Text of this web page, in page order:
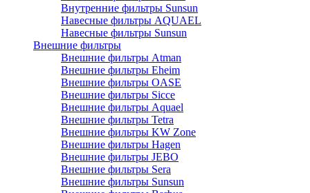
Внутренние фильтры Sunsun
Навесные фильтры AQUAEL
Навесные фильтры Sunsun
Внешние фильтры
Внешние фильтры Atman
Внешние фильтры Eheim
Внешние фильтры OASE
Внешние фильтры Sicce
Внешние фильтры Aquael
Внешние фильтры Tetra
Внешние фильтры KW Zone
Внешние фильтры Hagen
Внешние фильтры JEBO
Внешние фильтры Sera
Внешние фильтры Sunsun